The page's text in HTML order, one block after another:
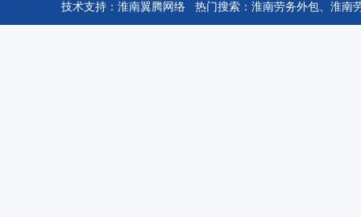
技术支持： 淮南翼腾网络 热门搜索： 淮南劳务外包、 淮南